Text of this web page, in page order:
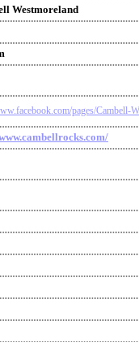
Westmoreland
pages/Cambell-